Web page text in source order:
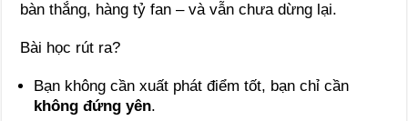
bàn thắng, hàng tỷ fan – và vẫn chưa dừng lại.
Bài học rút ra?
Bạn không cần xuất phát điểm tốt, bạn chỉ cần
không đứng yên.